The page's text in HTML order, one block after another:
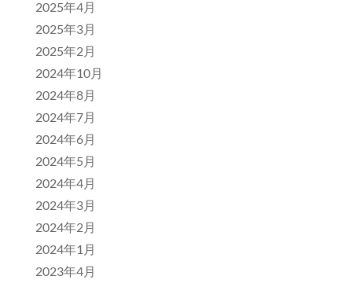
2025年4月
2025年3月
2025年2月
2024年10月
2024年8月
2024年7月
2024年6月
2024年5月
2024年4月
2024年3月
2024年2月
2024年1月
2023年4月